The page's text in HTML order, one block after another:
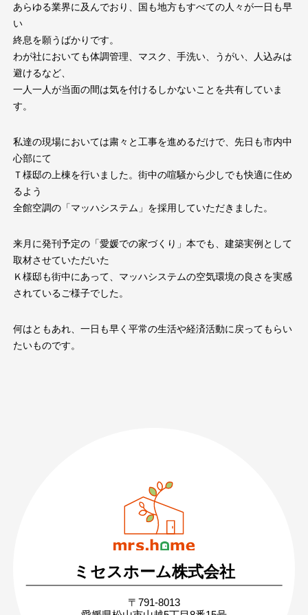
あらゆる業界に及んでおり、国も地方もすべての人々が一日も早
い
終息を願うばかりです。
わが社においても体調管理、マスク、手洗い、うがい、人込みは
避けるなど、
一人一人が当面の間は気を付けるしかないことを共有していま
す。
私達の現場においては粛々と工事を進めるだけで、先日も市内中
心部にて
Ｔ様邸の上棟を行いました。街中の喧騒から少しでも快適に住め
るよう
全館空調の「マッハシステム」を採用していただきました。
来月に発刊予定の「愛媛での家づくり」本でも、建築実例として
取材させていただいた
Ｋ様邸も街中にあって、マッハシステムの空気環境の良さを実感
されているご様子でした。
何はともあれ、一日も早く平常の生活や経済活動に戻ってもらい
たいものです。
営業時間：月〜土 8:30 〜 17:30
日・祝 9:30 〜 17:30
無料相談・お問い合わせ
まずはお気軽にご相談ください
ミセスホーム株式会社
〒791-8013